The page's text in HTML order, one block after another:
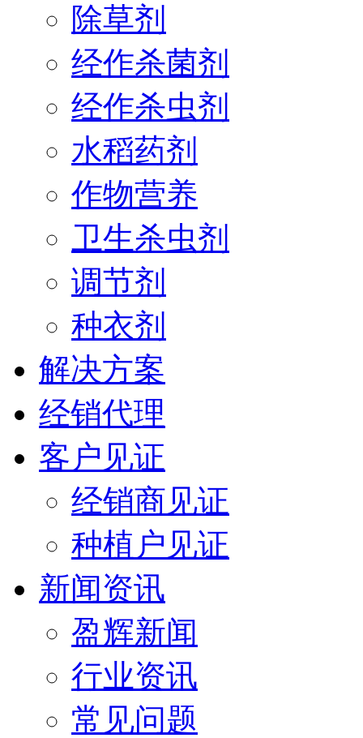
除草剂
经作杀菌剂
经作杀虫剂
水稻药剂
作物营养
卫生杀虫剂
调节剂
种衣剂
解决方案
经销代理
客户见证
经销商见证
种植户见证
新闻资讯
盈辉新闻
行业资讯
常见问题